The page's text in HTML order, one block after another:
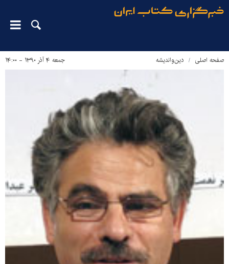
صفحه اصلی دین‌واندیشه جمعه ۴ آذر ۱۳۹۰ - ۱۴:۰۰